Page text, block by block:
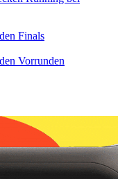
Finals
Vorrunden